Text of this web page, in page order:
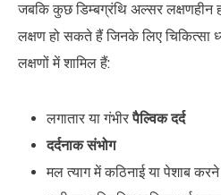
जबकि कुछ डिम्बग्रंथि अल्सर लक्षणहीन
लक्षण हो सकते हैं जिनके लिए चिकित्सा
लक्षणों में शामिल हैं:
लगातार या गंभीरपैल्विक दर्द
दर्दनाक संभोग
मल त्याग में कठिनाई या पेशाब करने